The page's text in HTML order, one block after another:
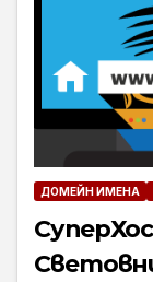
ДОМЕЙН ИМЕНА